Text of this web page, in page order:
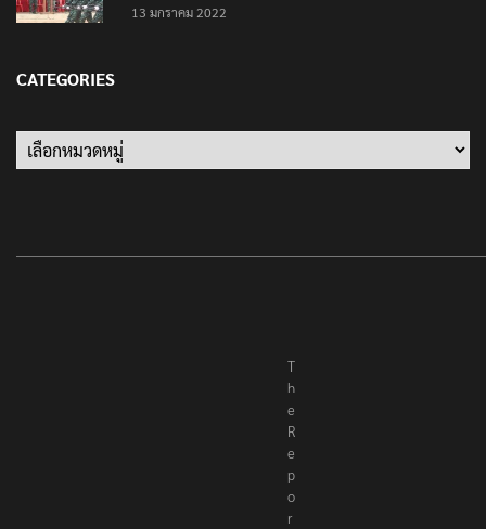
13 มกราคม 2022
CATEGORIES
Categories
T
h
e
R
e
p
o
r